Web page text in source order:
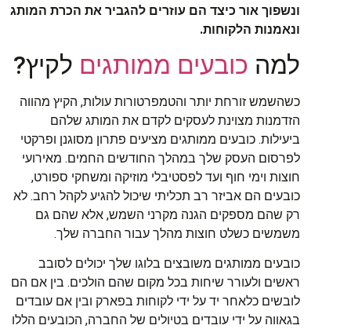
ונשפוך אור כיצד הם עוזרים להגביר את הכרת המותג
ונאמנות הלקוחות.
למה כובעים ממותגים לקיץ?
כשהשמש זורחת יותר והטמפרטורות עולות, הקיץ מהווה
הזדמנות מצוינת לעסקים לקדם את המותג שלהם
ביעילות. כובעים ממותגים מציעים פתרון מסוגנן ופרקטי
לפרסום העסק שלך במהלך החודשים החמים. מאירועי
חוצות וימי חוף ועד לפסטיבלי מוזיקה ומשחקי ספורט,
כובעים הם אביזר רב תכליתי שיכול להגיע לקהל רחב. לא
רק שהם מספקים הגנה מקרני השמש, אלא שהם גם
משמשים כשלט חוצות מהלך עבור החברה שלך.
כובעים ממותגים משובצים בלוגו שלך יכולים לסובב
ראשים ולעורר שיחות בכל מקום שהם הולכים. בין אם הם
לובשים כלאחר יד על ידי לקוחות בפארק ובין אם עובדים
בגאווה על ידי עובדים בטיולים של החברה, הכובעים הללו